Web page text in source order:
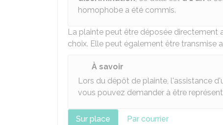
homophobe a été commis.
La plainte peut être déposée directement
choix. Elle peut également être transmise
À savoir
Lors du dépôt de plainte, l'assistance
vous pouvez demander à être
Sur place Par courrier